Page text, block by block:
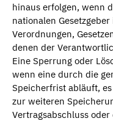
hinaus erfolgen, wenn
nationalen
Verordnungen,
denen der
Eine Sperrung oder
wenn eine durch die
Speicherfrist abläuft,
zur weiteren
Vertragsabschluss